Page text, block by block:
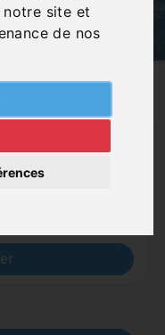
site et
de nos